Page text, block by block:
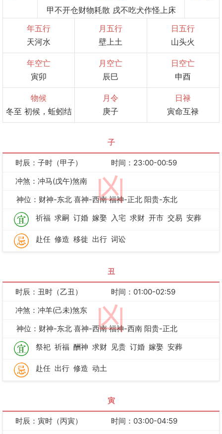
甲不开仓财物耗散 戌不吃犬作怪上床
年五行
天河水
月五行
壁上土
日五行
山头火
年空亡
寅卯
月空亡
辰巳
日空亡
申酉
物候
冬至 初候，蚯蚓结
月令
庚子
日禄
寅命互禄
子
凶
时辰：子时（甲子）
时间：23:00-00:59
冲煞：冲马(戊午)煞南
神位：财神-东北 喜神-西南 福神-正北 阳贵-东北
祈福 求嗣 订婚 嫁娶 入宅 求财 开市 交易 安葬
赴任 修造 移徙 出行 词讼
丑
凶
时辰：丑时（乙丑）
时间：01:00-02:59
冲煞：冲羊(己未)煞东
神位：财神-东北 喜神-西南 福神-西南 阳贵-正北
祭祀 祈福 酬神 求财 见贵 订婚 嫁娶 安葬
赴任 出行 修造 动土
寅
时辰：寅时（丙寅） 时间：03:00-04:59